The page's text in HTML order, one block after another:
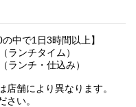
中で1日3時間以上】
ランチタイム）
ランチ・仕込み）
舗により異なります。
さい。